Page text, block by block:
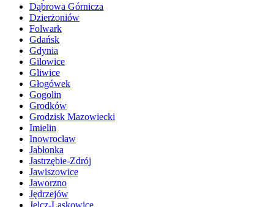
Dąbrowa Górnicza
Dzierżoniów
Folwark
Gdańsk
Gdynia
Gilowice
Gliwice
Głogówek
Gogolin
Grodków
Grodzisk Mazowiecki
Imielin
Inowrocław
Jabłonka
Jastrzębie-Zdrój
Jawiszowice
Jaworzno
Jędrzejów
Jelcz-Laskowice